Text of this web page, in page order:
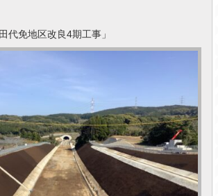
免地区改良4期工事」